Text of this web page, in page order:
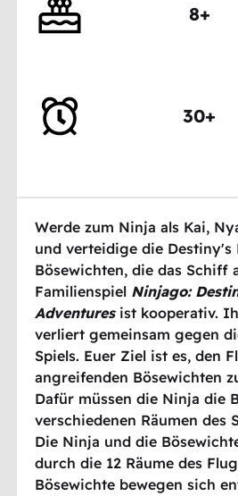
8+
30+
Werde zum Ninja als Kai,
und verteidige die Destiny's
Bösewichten, die das Schiff
Familienspiel Ninjago:
Adventuresist kooperativ.
verliert gemeinsam gegen
Spiels. Euer Ziel ist es, den
angreifenden Bösewichten
Dafür müssen die Ninja die
verschiedenen Räumen des
Die Ninja und die
durch die 12 Räume des
Bösewichte bewegen sich